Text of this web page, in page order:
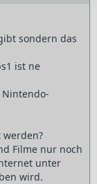
sondern das
ist ne
Nintendo-
Filme nur noch
unter
wird.